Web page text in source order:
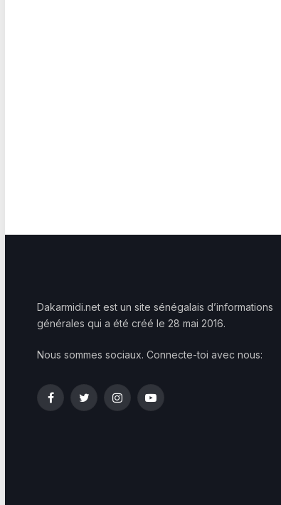
Dakarmidi.net est un site sénégalais d’informations
générales qui a été créé le 28 mai 2016.
Nous sommes sociaux. Connecte-toi avec nous:
FacebookTwitterInstagramYouTube